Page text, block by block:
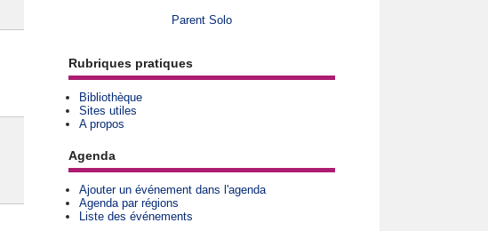
Parent Solo
Rubriques pratiques
Bibliothèque
Sites utiles
A propos
Agenda
Ajouter un événement dans l'agenda
Agenda par régions
Liste des événements